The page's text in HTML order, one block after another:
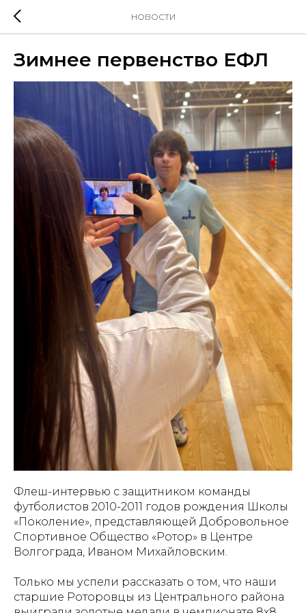
НОВОСТИ
Зимнее первенство ЕФЛ
Флеш-интервью с защитником команды
футболистов 2010-2011 годов рождения Школы
«Поколение», представляющей Добровольное
Спортивное Общество «Ротор» в Центре
Волгограда, Иваном Михайловским.
Только мы успели рассказать о том, что наши
старшие Роторовцы из Центрального района